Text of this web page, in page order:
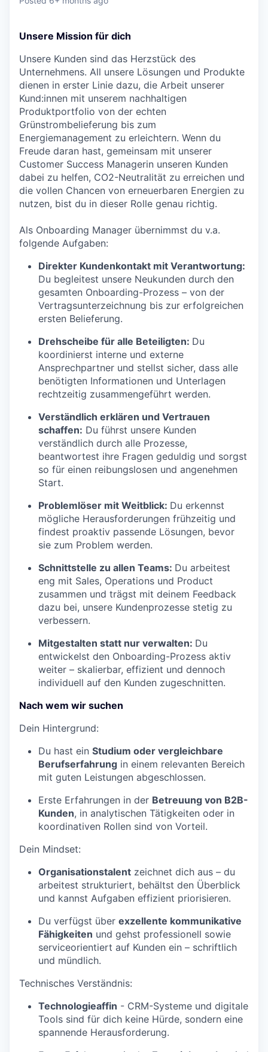
Unsere Mission für dich
Unsere Kunden sind das Herzstück des
Unternehmens. All unsere Lösungen und Produkte
dienen in erster Linie dazu, die Arbeit unserer
Kund:innen mit unserem nachhaltigen
Produktportfolio von der echten
Grünstrombelieferung bis zum
Energiemanagement zu erleichtern. Wenn du
Freude daran hast, gemeinsam mit unserer
Customer Success Managerin unseren Kunden
dabei zu helfen, CO2-Neutralität zu erreichen und
die vollen Chancen von erneuerbaren Energien zu
nutzen, bist du in dieser Rolle genau richtig.
Als Onboarding Manager übernimmst du v.a.
folgende Aufgaben:
Direkter Kundenkontakt mit Verantwortung:
Du begleitest unsere Neukunden durch den
gesamten Onboarding-Prozess – von der
Vertragsunterzeichnung bis zur erfolgreichen
ersten Belieferung.
Drehscheibe für alle Beteiligten: Du
koordinierst interne und externe
Ansprechpartner und stellst sicher, dass alle
benötigten Informationen und Unterlagen
rechtzeitig zusammengeführt werden.
Verständlich erklären und Vertrauen
schaffen: Du führst unsere Kunden
verständlich durch alle Prozesse,
beantwortest ihre Fragen geduldig und sorgst
so für einen reibungslosen und angenehmen
Start.
Problemlöser mit Weitblick: Du erkennst
mögliche Herausforderungen frühzeitig und
findest proaktiv passende Lösungen, bevor
sie zum Problem werden.
Schnittstelle zu allen Teams: Du arbeitest
eng mit Sales, Operations und Product
zusammen und trägst mit deinem Feedback
dazu bei, unsere Kundenprozesse stetig zu
verbessern.
Mitgestalten statt nur verwalten: Du
entwickelst den Onboarding-Prozess aktiv
weiter – skalierbar, effizient und dennoch
individuell auf den Kunden zugeschnitten.
Nach wem wir suchen
Dein Hintergrund:
Du hast ein Studium oder vergleichbare
Berufserfahrung in einem relevanten Bereich
mit guten Leistungen abgeschlossen.
Erste Erfahrungen in der Betreuung von B2B-
Kunden, in analytischen Tätigkeiten oder in
koordinativen Rollen sind von Vorteil.
Dein Mindset:
Organisationstalent zeichnet dich aus – du
arbeitest strukturiert, behältst den Überblick
und kannst Aufgaben effizient priorisieren.
Du verfügst über exzellente kommunikative
Fähigkeiten und gehst professionell sowie
serviceorientiert auf Kunden ein – schriftlich
und mündlich.
Technisches Verständnis:
Technologieaffin - CRM-Systeme und digitale
Tools sind für dich keine Hürde, sondern eine
spannende Herausforderung.